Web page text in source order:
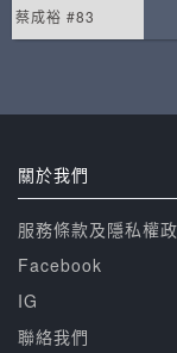
蔡成裕 #83
關於我們
服務條款及隱私權
Facebook
IG
聯絡我們